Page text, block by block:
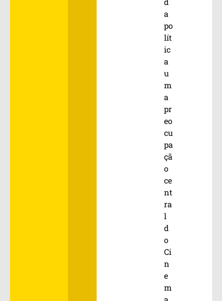
a
po
lít
ic
a
u
m
a
pr
eo
cu
pa
çã
o
ce
nt
ra
l
d
o
Ci
n
e
m